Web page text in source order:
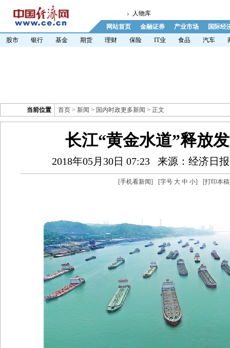
人物库
网站首页
金融证券 产业市场
国际经
股市
银行 基金 期货 理财 保险 IT业 食品 汽车
当前位置 首页 > 新闻 > 国内时政更多新闻 > 正文
长江“黄金水道”释放
2018年05月30日 07:23 来源：经济日
[手机看新闻] [字号 大 中 小] [打印本稿